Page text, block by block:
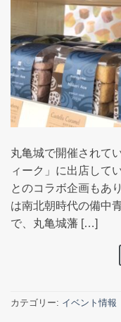
丸亀城で開催されて
ィーク」に出店して
とのコラボ企画もあ
は南北朝時代の備中
で、丸亀城藩 […]
カテゴリー: イベント情報